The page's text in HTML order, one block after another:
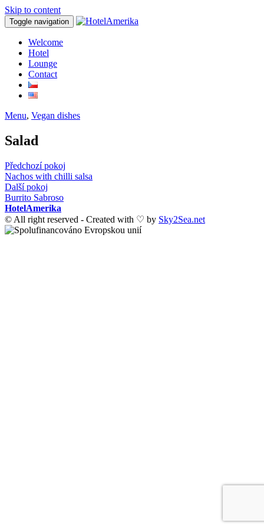
Skip to content
Toggle navigation
Welcome
Hotel
Lounge
Contact
Menu, Vegan dishes
Salad
Post
navigation
Předchozí pokoj
Nachos with chilli salsa
Další pokoj
Burrito Sabroso
HotelAmerika
© All right reserved - Created with ♡ by Sky2Sea.net